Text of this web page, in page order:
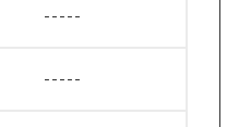
-----
-----